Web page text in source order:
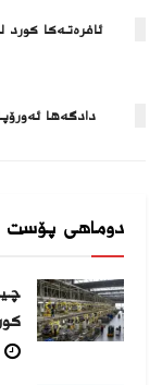
ئافره‌ته‌كا
دادگه‌ها
دوماهی پۆست